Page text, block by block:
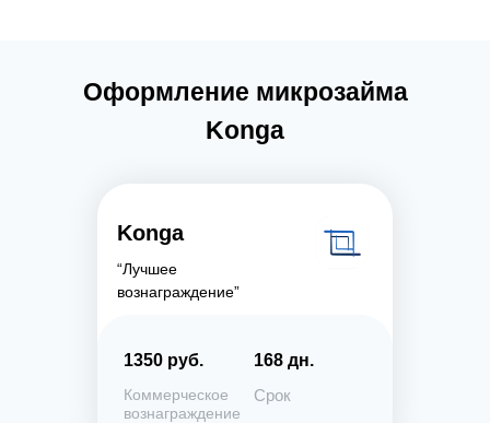
Оформление микрозайма
Konga
Konga
“Лучшее
вознаграждение”
1350 руб.
Коммерческое
вознаграждение
168 дн.
Срок